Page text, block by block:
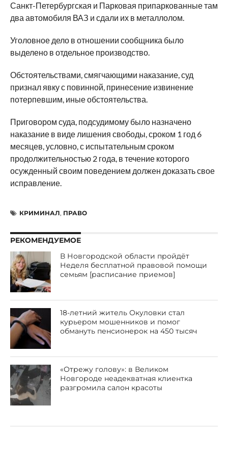
Санкт-Петербургская и Парковая припаркованные там
два автомобиля ВАЗ и сдали их в металлолом.
Уголовное дело в отношении сообщника было
выделено в отдельное производство.
Обстоятельствами, смягчающими наказание, суд
признал явку с повинной, принесение извинение
потерпевшим, иные обстоятельства.
Приговором суда, подсудимому было назначено
наказание в виде лишения свободы, сроком 1 год 6
месяцев, условно, с испытательным сроком
продолжительностью 2 года, в течение которого
осужденный своим поведением должен доказать свое
исправление.
КРИМИНАЛ, ПРАВО
РЕКОМЕНДУЕМОЕ
В Новгородской области пройдёт
Неделя бесплатной правовой помощи
семьям [расписание приемов]
18-летний житель Окуловки стал
курьером мошенников и помог
обмануть пенсионерок на 450 тысяч
«Отрежу голову»: в Великом
Новгороде неадекватная клиентка
разгромила салон красоты